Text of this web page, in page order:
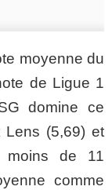
moyenne du
de Ligue 1
domine ce
Lens (5,69) et
moins de 11
comme